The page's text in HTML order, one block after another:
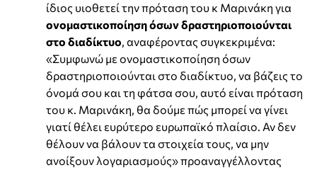
ίδιος υιοθετεί την πρόταση του κ Μαρινάκη για
ονομαστικοποίηση όσων δραστηριοποιούνται
στο διαδίκτυο, αναφέροντας συγκεκριμένα:
«Συμφωνώ με ονομαστικοποίηση όσων
δραστηριοποιούνται στο διαδίκτυο, να βάζεις το
όνομά σου και τη φάτσα σου, αυτό είναι πρόταση
του κ. Μαρινάκη, θα δούμε πώς μπορεί να γίνει
γιατί θέλει ευρύτερο ευρωπαϊκό πλαίσιο. Αν δεν
θέλουν να βάλουν τα στοιχεία τους, να μην
ανοίξουν λογαριασμούς» προαναγγέλλοντας